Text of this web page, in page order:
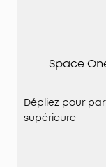
Space
Dépliez pour
supérieure